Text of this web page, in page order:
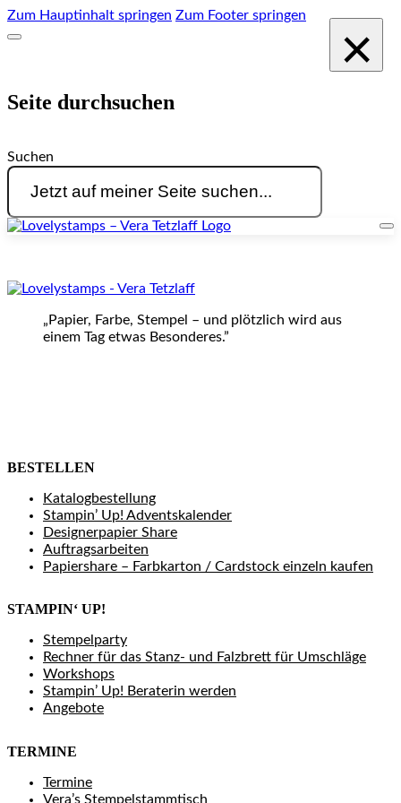
Zum Hauptinhalt springen Zum Footer springen
Seite durchsuchen
Suchen
×
„Papier, Farbe, Stempel – und plötzlich wird aus
einem Tag etwas Besonderes.”
BESTELLEN
Katalogbestellung
Stampin’ Up! Adventskalender
Designerpapier Share
Auftragsarbeiten
Papiershare – Farbkarton / Cardstock einzeln kaufen
STAMPIN‘ UP!
Stempelparty
Rechner für das Stanz- und Falzbrett für Umschläge
Workshops
Stampin’ Up! Beraterin werden
Angebote
TERMINE
Termine
Vera’s Stempelstammtisch